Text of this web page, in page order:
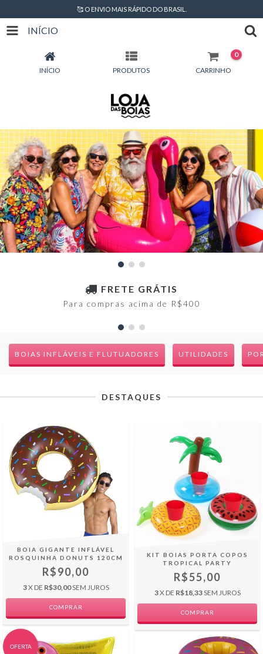
🥰 O ENVIO MAIS RÁPIDO DO BRASIL.
INÍCIO
INÍCIO PRODUTOS CARRINHO
0
FRETE GRÁTIS
Para compras acima de R$400
BOIAS INFLÁVEIS E FLUTUADORES UTILIDADES
DESTAQUES
BOIA GIGANTE INFLÁVEL
ROSQUINHA DONUTS 120CM
R$90,00
3X DE R$30,00SEM JUROS
COMPRAR
KIT BOIAS PORTA COPOS
TROPICAL PARTY
R$55,00
3X DE R$18,33SEM JUROS
OFERTA